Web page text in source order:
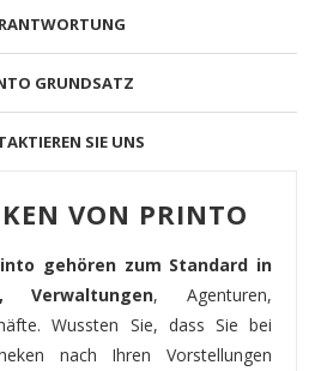
GRUNDSATZ
SIE UNS
VON PRINTO
gehören zum Standard in
Verwaltungen, Agenturen,
Wussten Sie, dass Sie bei
nach Ihren Vorstellungen